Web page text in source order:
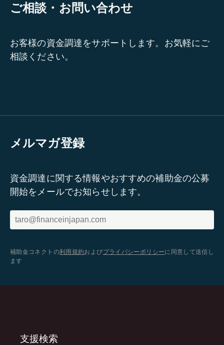
ご相談・お問い合わせ
お客様の資金調達をサポートします。お気軽にご
相談ください。
メルマガ登録
資金調達に関する情報やおすすめの補助金の公募
開始をメールでお知らせします。
補助金コネクトの利用規約およびプライバシーポリシーに同意して送信し
ます
支援検索